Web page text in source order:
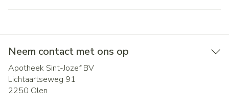
Neem contact met ons op
Apotheek Sint-Jozef BV
Lichtaartseweg 91
2250 Olen